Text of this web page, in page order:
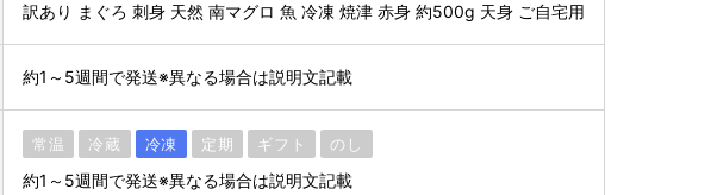
訳あり まぐろ 刺身 天然 南マグロ 魚 冷凍 焼津 赤身 約500g 天身 ご自宅用
約1～5週間で発送※異なる場合は説明文記載
常温 冷蔵 冷凍 定期 ギフト のし
約1～5週間で発送※異なる場合は説明文記載